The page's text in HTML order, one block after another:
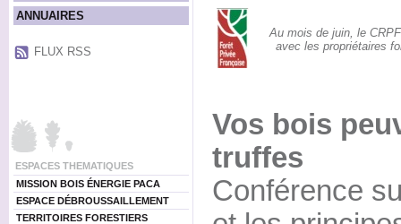
ANNUAIRES
FLUX RSS
ESPACES THEMATIQUES
MISSION BOIS ÉNERGIE PACA
ESPACE DÉBROUSSAILLEMENT
TERRITOIRES FORESTIERS
Au mois de juin, le
avec les propriétaires
Vos bois
truffes
Conférence